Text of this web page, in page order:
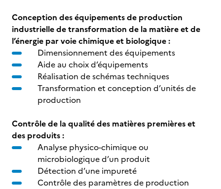
Conception des équipements de production
industrielle de transformation de la matière et de
l’énergie par voie chimique et biologique :
Dimensionnement des équipements
Aide au choix d’équipements
Réalisation de schémas techniques
Transformation et conception d’unités de
production
Contrôle de la qualité des matières premières et
des produits :
Analyse physico-chimique ou
microbiologique d’un produit
Détection d’une impureté
Contrôle des paramètres de production